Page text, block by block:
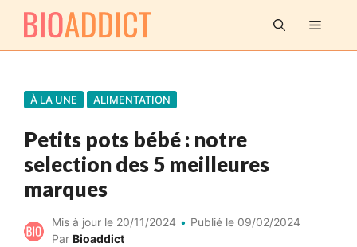
Aller
contenu
MENU
À LA UNE ALIMENTATION
Petits pots bébé : notre
selection des 5 meilleures
marques
Mis à jour le 20/11/2024 Publié le 09/02/2024
Par Bioaddict